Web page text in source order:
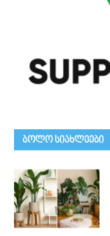
ᲑᲝᲚᲝ ᲡᲘᲐᲮᲚᲔᲔᲑᲘ